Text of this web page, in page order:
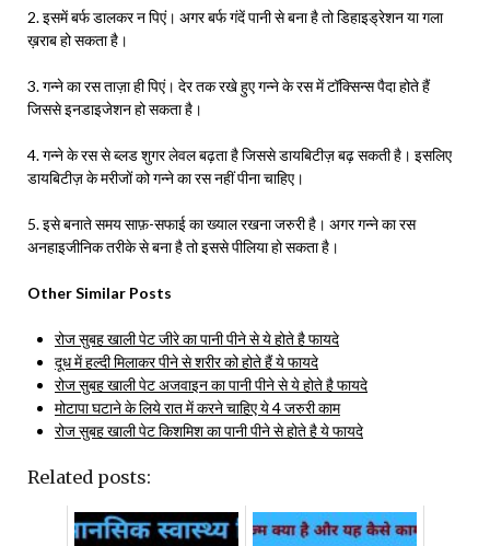
2. इसमें बर्फ डालकर न पिएं। अगर बर्फ गंदें पानी से बना है तो डिहाइड्रेशन या गला
ख़राब हो सकता है।
3. गन्ने का रस ताज़ा ही पिएं। देर तक रखे हुए गन्ने के रस में टॉक्सिन्स पैदा होते हैं
जिससे इनडाइजेशन हो सकता है।
4. गन्ने के रस से ब्लड शुगर लेवल बढ़ता है जिससे डायबिटीज़ बढ़ सकती है। इसलिए
डायबिटीज़ के मरीजों को गन्ने का रस नहीं पीना चाहिए।
5. इसे बनाते समय साफ़-सफाई का ख्याल रखना जरुरी है। अगर गन्ने का रस
अनहाइजीनिक तरीके से बना है तो इससे पीलिया हो सकता है।
Other Similar Posts
रोज सुबह खाली पेट जीरे का पानी पीने से ये होते है फायदे
दूध में हल्दी मिलाकर पीने से शरीर को होते हैं ये फायदे
रोज सुबह खाली पेट अजवाइन का पानी पीने से ये होते है फायदे
मोटापा घटाने के लिये रात में करने चाहिए ये 4 जरुरी काम
रोज सुबह खाली पेट किशमिश का पानी पीने से होते है ये फायदे
Related posts: